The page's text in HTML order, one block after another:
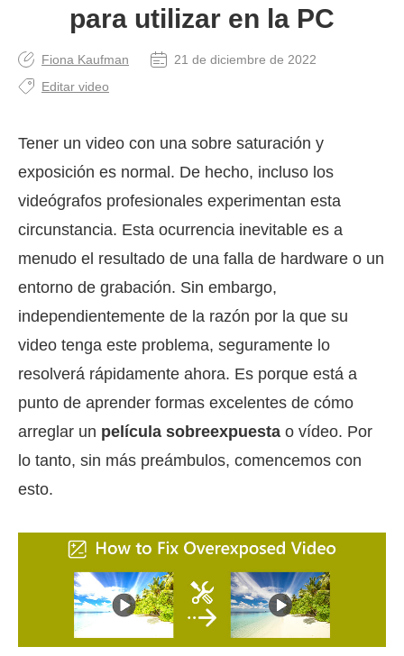
para utilizar en la PC
Fiona Kaufman
21 de diciembre de 2022
Editar video
Tener un video con una sobre saturación y
exposición es normal. De hecho, incluso los
videógrafos profesionales experimentan esta
circunstancia. Esta ocurrencia inevitable es a
menudo el resultado de una falla de hardware o un
entorno de grabación. Sin embargo,
independientemente de la razón por la que su
video tenga este problema, seguramente lo
resolverá rápidamente ahora. Es porque está a
punto de aprender formas excelentes de cómo
arreglar un película sobreexpuesta o vídeo. Por
lo tanto, sin más preámbulos, comencemos con
esto.